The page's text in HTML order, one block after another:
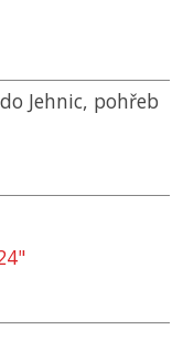
Jehnic, pohřeb